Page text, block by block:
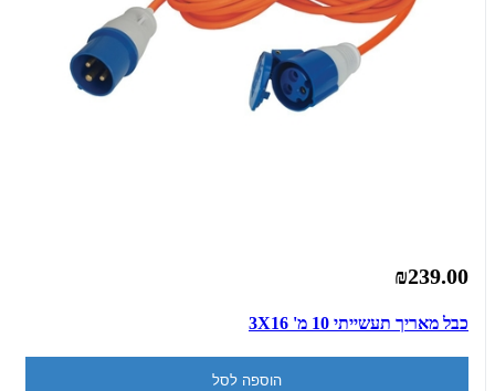
₪239.00
כבל מאריך תעשייתי 10 מ' 3X16
הוספה לסל